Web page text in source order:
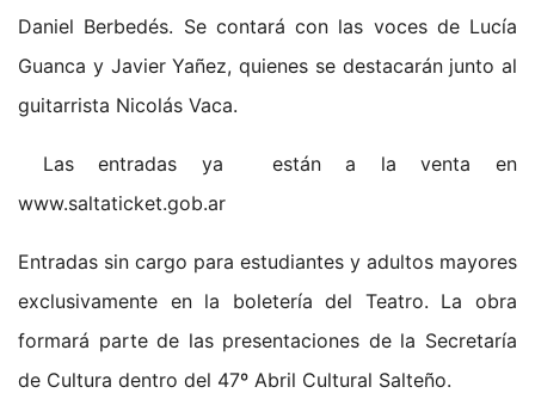
Daniel Berbedés. Se contará con las voces de Lucía
Guanca y Javier Yañez, quienes se destacarán junto al
guitarrista Nicolás Vaca.
Las entradas ya están a la venta en
www.saltaticket.gob.ar
Entradas sin cargo para estudiantes y adultos mayores
exclusivamente en la boletería del Teatro. La obra
formará parte de las presentaciones de la Secretaría
de Cultura dentro del 47º Abril Cultural Salteño.